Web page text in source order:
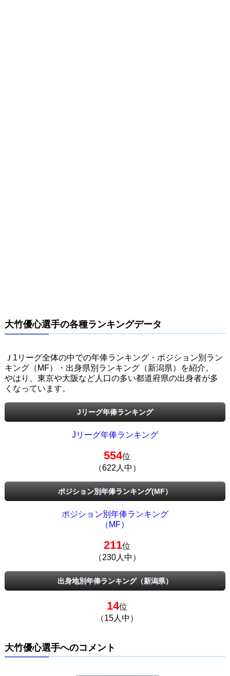
大竹優心選手の各種ランキングデータ
Ｊ1リーグ全体の中での年俸ランキング・ポジション別ラン
キング（MF）・出身県別ランキング（新潟県）を紹介。
やはり、東京や大阪など人口の多い都道府県の出身者が多
くなっています。
Jリーグ年俸ランキング
Jリーグ年俸ランキング
554位
（622人中）
ポジション別年俸ランキング(MF）
ポジション別年俸ランキング
（MF）
211位
（230人中）
出身地別年俸ランキング（新潟県）
14位
（15人中）
大竹優心選手へのコメント